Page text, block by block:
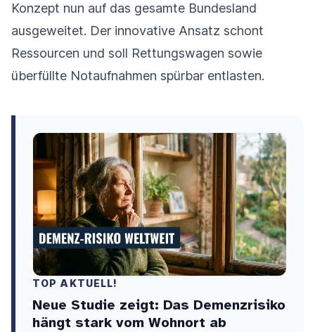
Konzept nun auf das gesamte Bundesland
ausgeweitet. Der innovative Ansatz schont
Ressourcen und soll Rettungswagen sowie
überfüllte Notaufnahmen spürbar entlasten.
TOP AKTUELL!
Neue Studie zeigt: Das Demenzrisiko
hängt stark vom Wohnort ab